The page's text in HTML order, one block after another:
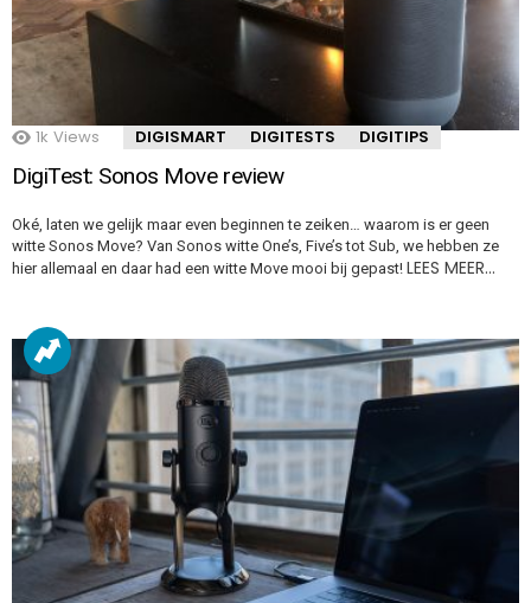
1k Views DIGISMART DIGITESTS DIGITIPS
DigiTest: Sonos Move review
Oké, laten we gelijk maar even beginnen te zeiken… waarom is er geen
witte Sonos Move? Van Sonos witte One’s, Five’s tot Sub, we hebben ze
hier allemaal en daar had een witte Move mooi bij gepast! LEES MEER…